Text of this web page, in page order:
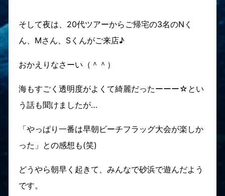
そして夜は、20代ツアーからご帰宅の3名のNく
ん、Mさん、Sくんがご来店♪
おかえりなさーい（＾＾）
海もすごく透明度がよくて綺麗だったーーー☆とい
う話も聞けましたが…
「やっぱり一番は早朝ビーチフラッグ大会が楽しか
った」との感想も(笑)
どうやら朝早く起きて、みんなで砂浜で遊んだよう
です。